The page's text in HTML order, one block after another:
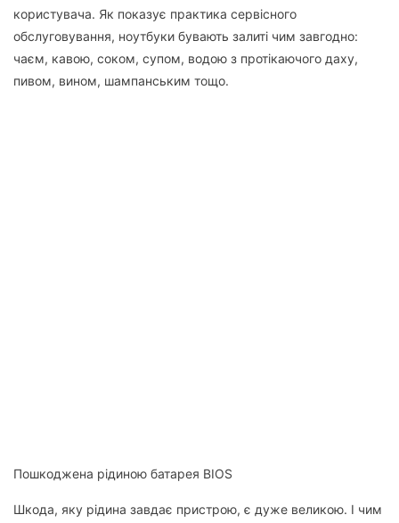
користувача. Як показує практика сервісного
обслуговування, ноутбуки бувають залиті чим завгодно:
чаєм, кавою, соком, супом, водою з протікаючого даху,
пивом, вином, шампанським тощо.
Пошкоджена рідиною батарея BIOS
Шкода, яку рідина завдає пристрою, є дуже великою. І чим